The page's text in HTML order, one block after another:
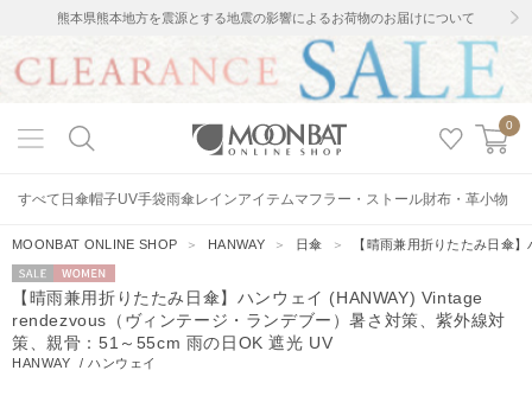
熊本県熊本地方を震源とする地震の影響によるお荷物のお届けについて
0
すべて 日傘帽子UV手袋雨傘レインアイテムマフラー・ストール財布・革小物
MOONBAT ONLINE SHOP ＞ HANWAY ＞ 日傘 ＞ 【晴雨兼用折りたたみ日傘
セー
ル
WOMEN
【晴雨兼用折りたたみ日傘】ハンウェイ (HANWAY) Vintage
rendezvous（ヴィンテージ・ランデブー）暑さ対策、紫外線対
策、親骨：51～55cm 雨の日OK 遮光 UV
HANWAY /ハンウェイ